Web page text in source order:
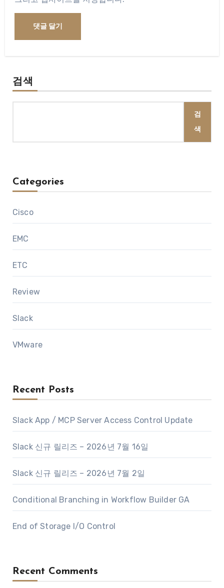
검색
검
색
Categories
Cisco
EMC
ETC
Review
Slack
VMware
Recent Posts
Slack App / MCP Server Access Control Update
Slack 신규 릴리즈 – 2026년 7월 16일
Slack 신규 릴리즈 – 2026년 7월 2일
Conditional Branching in Workflow Builder GA
End of Storage I/O Control
Recent Comments